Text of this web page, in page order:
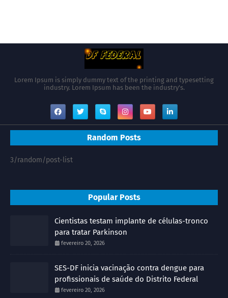
Lorem Ipsum is simply dummy text of the printing and typesetting
industry. Lorem Ipsum has been the industry's.
Random Posts
3/random/post-list
Popular Posts
Cientistas testam implante de células-tronco
para tratar Parkinson
fevereiro 20, 2026
SES-DF inicia vacinação contra dengue para
profissionais de saúde do Distrito Federal
fevereiro 20, 2026